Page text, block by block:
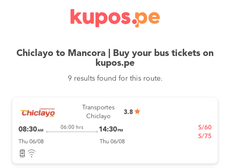
Chiclayo to Mancora | Buy your bus tickets on
kupos.pe
9 results found for this route.
Transportes
Chiclayo
3.8
08:30AM
06:00 hrs 14:30 PM
Thu 06/08 Thu 06/08
S/60
S/75